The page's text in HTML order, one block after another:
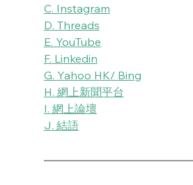
C. Instagram
D. Threads
E. YouTube
F. Linkedin
G. Yahoo HK/ Bing
H. 網上新聞平台
I. 網上論壇
J. 結語